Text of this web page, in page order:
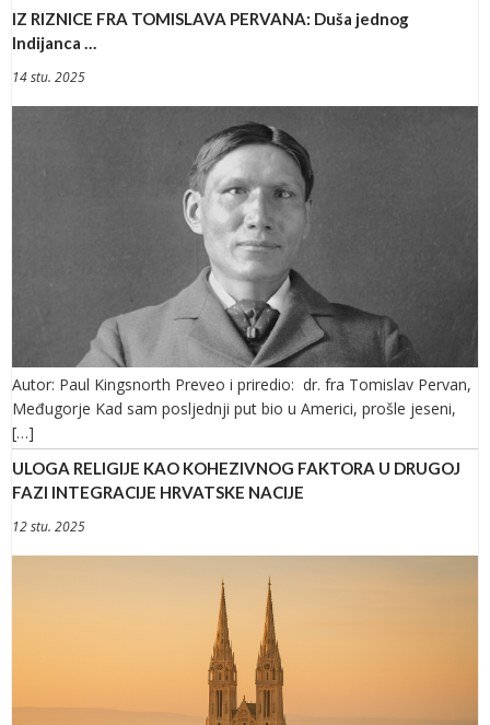
IZ RIZNICE FRA TOMISLAVA PERVANA: Duša jednog
Indijanca …
14 stu. 2025
Autor: Paul Kingsnorth Preveo i priredio: dr. fra Tomislav Pervan,
Međugorje Kad sam posljednji put bio u Americi, prošle jeseni,
[…]
ULOGA RELIGIJE KAO KOHEZIVNOG FAKTORA U DRUGOJ
FAZI INTEGRACIJE HRVATSKE NACIJE
12 stu. 2025